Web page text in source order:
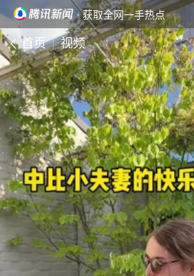
· 获取全网一手热点
首页 视频